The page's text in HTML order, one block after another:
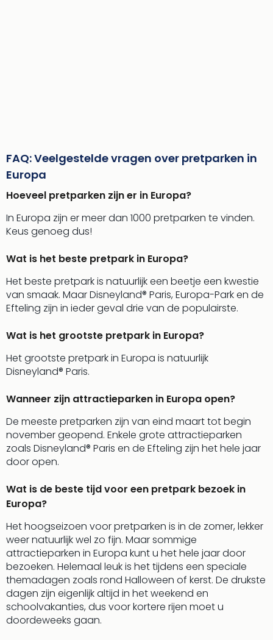
FAQ: Veelgestelde vragen over pretparken in
Europa
Hoeveel pretparken zijn er in Europa?
In Europa zijn er meer dan 1000 pretparken te vinden.
Keus genoeg dus!
Wat is het beste pretpark in Europa?
Het beste pretpark is natuurlijk een beetje een kwestie
van smaak. Maar Disneyland® Paris, Europa-Park en de
Efteling zijn in ieder geval drie van de populairste.
Wat is het grootste pretpark in Europa?
Het grootste pretpark in Europa is natuurlijk
Disneyland® Paris.
Wanneer zijn attractieparken in Europa open?
De meeste pretparken zijn van eind maart tot begin
november geopend. Enkele grote attractieparken
zoals Disneyland® Paris en de Efteling zijn het hele jaar
door open.
Wat is de beste tijd voor een pretpark bezoek in
Europa?
Het hoogseizoen voor pretparken is in de zomer, lekker
weer natuurlijk wel zo fijn. Maar sommige
attractieparken in Europa kunt u het hele jaar door
bezoeken. Helemaal leuk is het tijdens een speciale
themadagen zoals rond Halloween of kerst. De drukste
dagen zijn eigenlijk altijd in het weekend en
schoolvakanties, dus voor kortere rijen moet u
doordeweeks gaan.